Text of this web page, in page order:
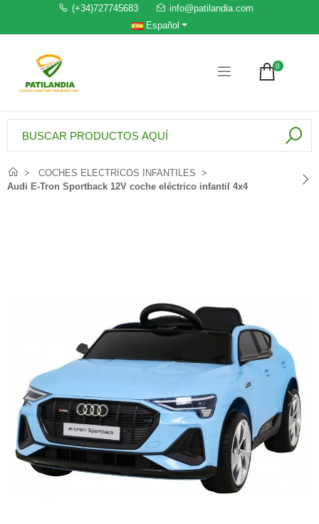
(+34)727745683
info@patilandia.com
Español
0
COCHES ELECTRICOS INFANTILES
Audi E-Tron Sportback 12V coche eléctrico infantil 4x4